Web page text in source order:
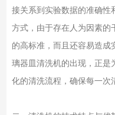
接关系到实验数据的准确性
方式，由于存在人为因素的
的高标准，而且还容易造成
璃器皿清洗机的出现，正是
化的清洗流程，确保每一次